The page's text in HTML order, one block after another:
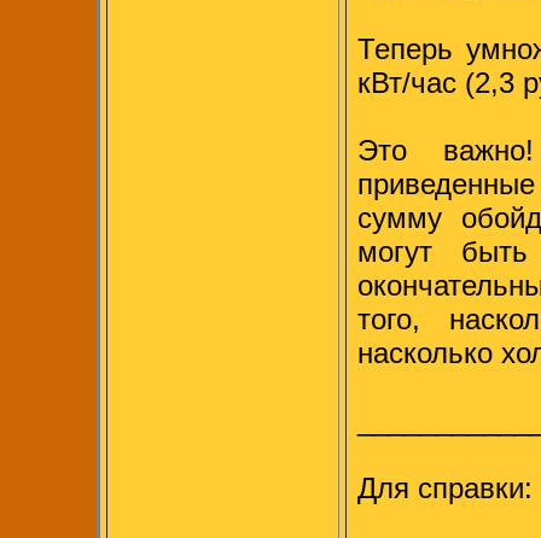
Теперь
кВт/час (2,3
Это
сумму
могут
того,
насколько
Для справки: